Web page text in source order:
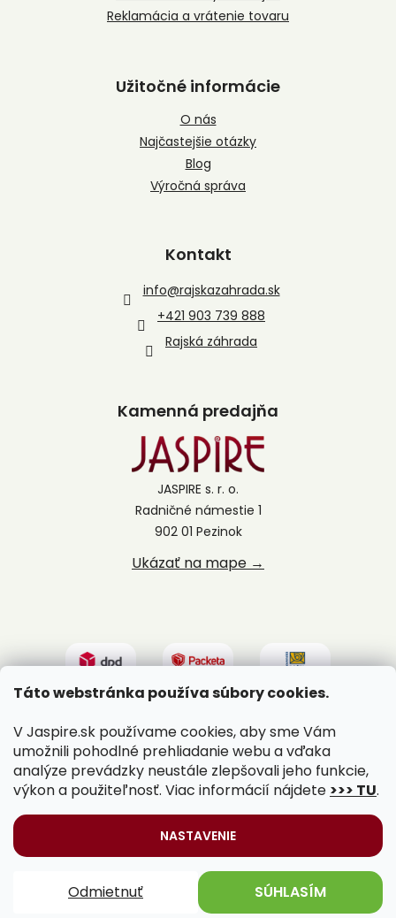
Táto webstránka používa súbory cookies.
V Jaspire.sk používame cookies, aby sme Vám
umožnili pohodlné prehliadanie webu a vďaka
analýze prevádzky neustále zlepšovali jeho funkcie,
výkon a použiteľnosť. Viac informácií nájdete >>> TU.
NASTAVENIE
Odmietnuť SÚHLASÍM
Reklamácia a vrátenie tovaru
Užitočné informácie
O nás
Najčastejšie otázky
Blog
Výročná správa
Kontakt
info@rajskazahrada.sk
+421 903 739 888
Rajská záhrada
Kamenná predajňa
JASPIRE s. r. o.
Radničné námestie 1
902 01 Pezinok
Ukázať na mape →
Jaspire.sk. Všetky práva vyhradené.
Upraviť nastavenie cookies